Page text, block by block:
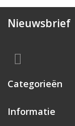
Nieuwsbrief
Categorieën
Informatie